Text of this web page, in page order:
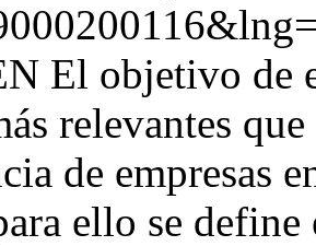
El objetivo de
relevantes
de empresas
ello se